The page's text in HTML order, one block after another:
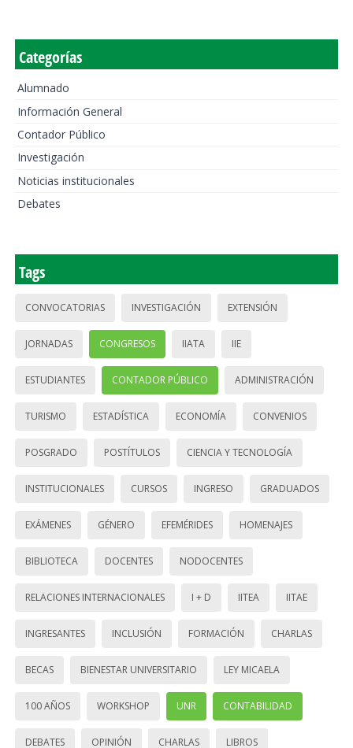
Categorías
Alumnado
Información General
Contador Público
Investigación
Noticias institucionales
Debates
Tags
CONVOCATORIAS INVESTIGACIÓN EXTENSIÓN
JORNADAS CONGRESOS IIATA IIE
ESTUDIANTES CONTADOR PÚBLICO ADMINISTRACIÓN
TURISMO ESTADÍSTICA ECONOMÍA CONVENIOS
POSGRADO POSTÍTULOS CIENCIA Y TECNOLOGÍA
INSTITUCIONALES CURSOS INGRESO GRADUADOS
EXÁMENES GÉNERO EFEMÉRIDES HOMENAJES
BIBLIOTECA DOCENTES NODOCENTES
RELACIONES INTERNACIONALES I + D IITEA IITAE
INGRESANTES INCLUSIÓN FORMACIÓN CHARLAS
BECAS BIENESTAR UNIVERSITARIO LEY MICAELA
100 AÑOS WORKSHOP UNR CONTABILIDAD
DEBATES OPINIÓN CHARLAS LIBROS